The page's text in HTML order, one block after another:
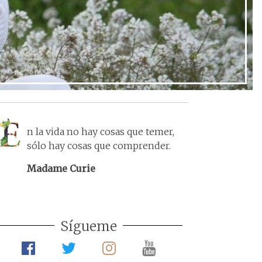
n la vida no hay cosas que temer,
sólo hay cosas que comprender.
Madame Curie
Sígueme